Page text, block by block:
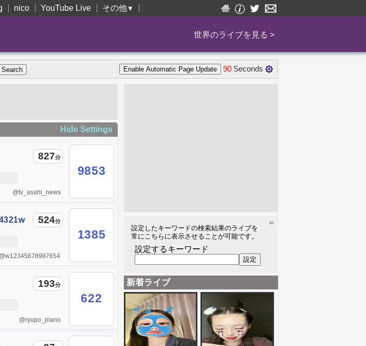
nico YouTube Live その他▼
世界のライブを見る >
90 Seconds
Hide Settings
827分
9853
@tv_asahi_news
524分
1385
@w12345678987654321w
193分
622
@ryupo_piano
＝
設定したキーワードの検索結果のライブを
常にこちらに表示させることが可能です。
設定するキーワード
新着ライブ